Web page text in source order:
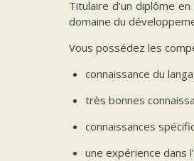
Titulaire d’un diplôme
domaine du
Vous possédez les
connaissance du
très bonnes
connaissances
une expérience dans